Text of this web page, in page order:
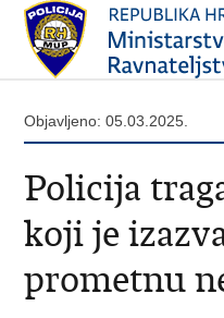
Objavljeno: 05.03.2025.
Policija
koji je
prometnu